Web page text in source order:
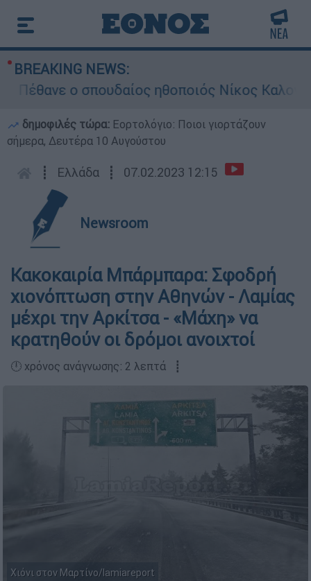
BREAKING NEWS:
ο σπουδαίος ηθοποιός Νίκος
δημοφιλές τώρα: Εορτολόγιο: Ποιοι γιορτάζουν
σήμερα, Δευτέρα 10 Αυγούστου
┋ Ελλάδα ┋ 07.02.2023 12:15
Newsroom
Κακοκαιρία Μπάρμπαρα: Σφοδρή
χιονόπτωση στην Αθηνών - Λαμίας
μέχρι την Αρκίτσα - «Μάχη» να
κρατηθούν οι δρόμοι ανοιχτοί
🕛 χρόνος ανάγνωσης: 2 λεπτά ┋
Χιόνι στον Μαρτίνο/lamiareport